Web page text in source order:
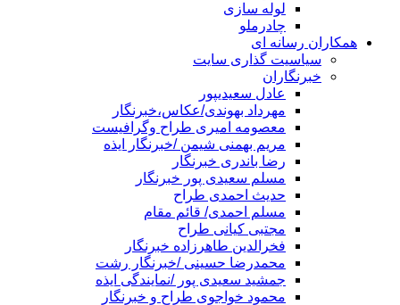
لوله سازی
چادرملو
همکاران رسانه ای
سیاسیت گذاری سایت
خبرنگاران
عادل سعیدیپور
مهرداد بهوندی/عکاس،خبرنگار
معصومه امیری طراح وگرافیست
مریم بهمنی شیمن /خبرنگار ایذه
رضا باندری خبرنگار
مسلم سعیدی پور خبرنگار
حدیث احمدی طراح
مسلم احمدی/ قائم مقام
مجتبی کیانی طراح
فخرالدین طاهرزاده خبرنگار
محمدرضا حسینی /خبرنگار رشت
جمشید سعیدی پور /نمایندگی ایذه
محمود خواجوی طراح و خبرنگار